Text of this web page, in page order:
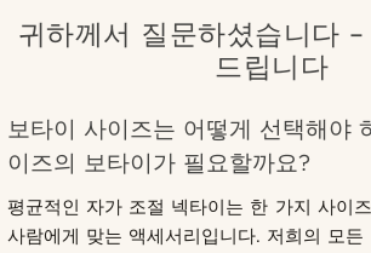
귀하께서 질문하셨습니다
드립니다
보타이 사이즈는 어떻게 선택해야
이즈의 보타이가 필요할까요?
평균적인 자가 조절 넥타이는 한 가지 사이
사람에게 맞는 액세서리입니다. 저희의 모든